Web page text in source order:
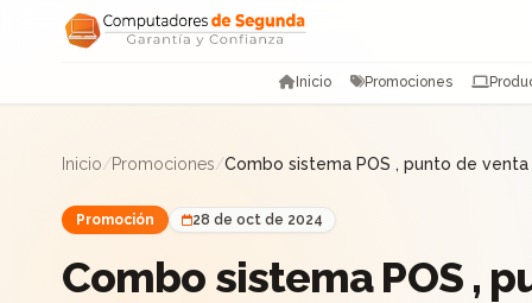
Saltar al contenido
Inicio Promociones
Inicio/Promociones/Combo sistema POS , punto de venta
Promoción 28 de oct de 2024
Combo sistema POS ,